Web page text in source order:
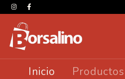
Inicio Productos